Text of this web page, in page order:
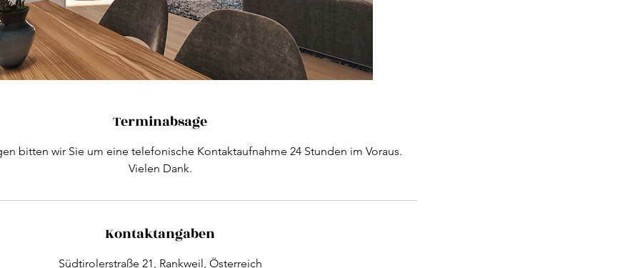
Terminabsage
bitten wir Sie um eine telefonische Kontaktaufnahme 24 Stunden im Voraus.
Vielen Dank.
Kontaktangaben
Südtirolerstraße 21, Rankweil, Österreich